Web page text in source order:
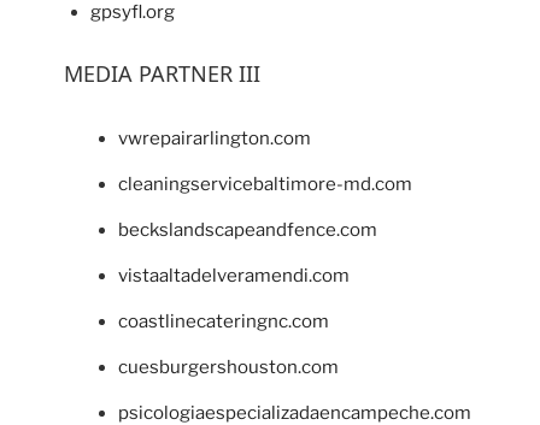
gpsyfl.org
MEDIA PARTNER III
vwrepairarlington.com
cleaningservicebaltimore-md.com
beckslandscapeandfence.com
vistaaltadelveramendi.com
coastlinecateringnc.com
cuesburgershouston.com
psicologiaespecializadaencampeche.com